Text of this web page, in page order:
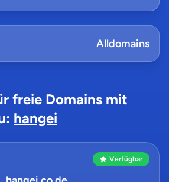
Alldomains
freie Domains mit
hangei
Verfügbar